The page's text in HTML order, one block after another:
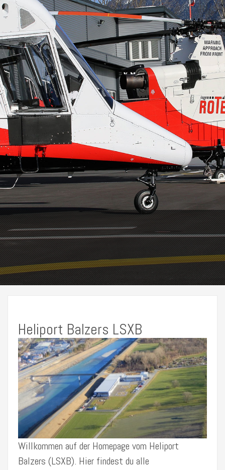
Heliport Balzers LSXB
Willkommen auf der Homepage vom Heliport
Balzers (LSXB). Hier findest du alle